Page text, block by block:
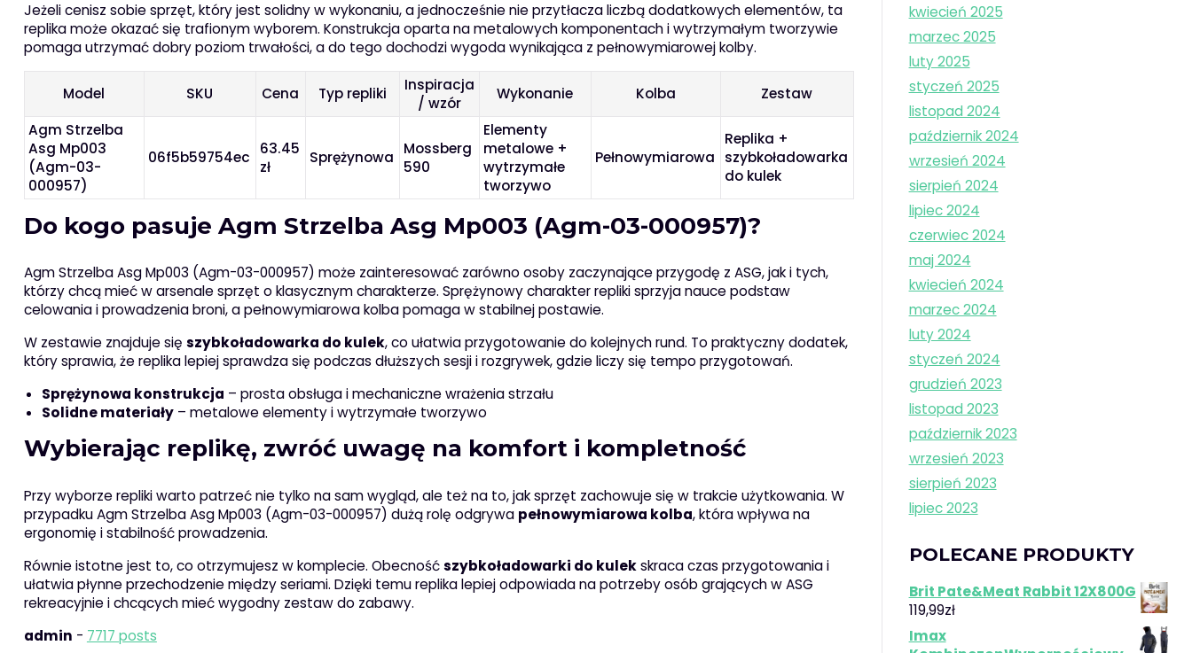
Jeżeli cenisz sobie sprzęt, który jest solidny w wykonaniu, a jednocześnie nie przytłacza liczbą dodatkowych elementów, ta
replika może okazać się trafionym wyborem. Konstrukcja oparta na metalowych komponentach i wytrzymałym tworzywie
pomaga utrzymać dobry poziom trwałości, a do tego dochodzi wygoda wynikająca z pełnowymiarowej kolby.
Model SKU Cena Typ repliki
Inspiracja
/ wzór
Wykonanie Kolba
Zestaw
Agm Strzelba
Asg Mp003
(Agm-03-
000957)
06f5b59754ec
63.45
zł
Sprężynowa
Mossberg
590
Elementy
metalowe +
wytrzymałe
tworzywo
Pełnowymiarowa
Replika +
szybkoładowarka
do kulek
Do kogo pasuje Agm Strzelba Asg Mp003 (Agm-03-000957)?
Agm Strzelba Asg Mp003 (Agm-03-000957) może zainteresować zarówno osoby zaczynające przygodę z ASG, jak i tych,
którzy chcą mieć w arsenale sprzęt o klasycznym charakterze. Sprężynowy charakter repliki sprzyja nauce podstaw
celowania i prowadzenia broni, a pełnowymiarowa kolba pomaga w stabilnej postawie.
W zestawie znajduje się szybkoładowarka do kulek, co ułatwia przygotowanie do kolejnych rund. To praktyczny dodatek,
który sprawia, że replika lepiej sprawdza się podczas dłuższych sesji i rozgrywek, gdzie liczy się tempo przygotowań.
Sprężynowa konstrukcja – prosta obsługa i mechaniczne wrażenia strzału
Solidne materiały– metalowe elementy i wytrzymałe tworzywo
Wybierając replikę, zwróć uwagę na komfort i kompletność
Przy wyborze repliki warto patrzeć nie tylko na sam wygląd, ale też na to, jak sprzęt zachowuje się w trakcie użytkowania. W
przypadku Agm Strzelba Asg Mp003 (Agm-03-000957) dużą rolę odgrywa pełnowymiarowa kolba, która wpływa na
ergonomię i stabilność prowadzenia.
Równie istotne jest to, co otrzymujesz w komplecie. Obecnośćszybkoładowarki do kulekskraca czas przygotowania i
ułatwia płynne przechodzenie między seriami. Dzięki temu replika lepiej odpowiada na potrzeby osób grających w ASG
rekreacyjnie i chcących mieć wygodny zestaw do zabawy.
admin - 7717 posts
kwiecień 2025
marzec 2025
luty 2025
styczeń 2025
listopad 2024
październik 2024
wrzesień 2024
sierpień 2024
lipiec 2024
czerwiec 2024
maj 2024
kwiecień 2024
marzec 2024
luty 2024
styczeń 2024
grudzień 2023
listopad 2023
październik 2023
wrzesień 2023
sierpień 2023
lipiec 2023
POLECANE PRODUKTY
Brit Pate&Meat Rabbit 12X800G
119,99zł
Imax